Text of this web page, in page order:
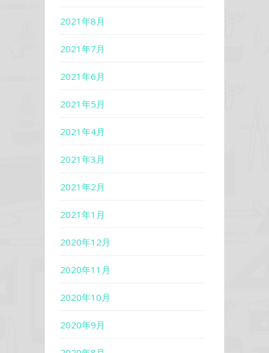
2021年8月
2021年7月
2021年6月
2021年5月
2021年4月
2021年3月
2021年2月
2021年1月
2020年12月
2020年11月
2020年10月
2020年9月